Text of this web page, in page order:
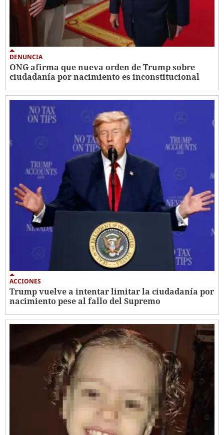
DENUNCIA
ONG afirma que nueva orden de Trump sobre
ciudadanía por nacimiento es inconstitucional
ACCIONES
Trump vuelve a intentar limitar la ciudadanía por
nacimiento pese al fallo del Supremo